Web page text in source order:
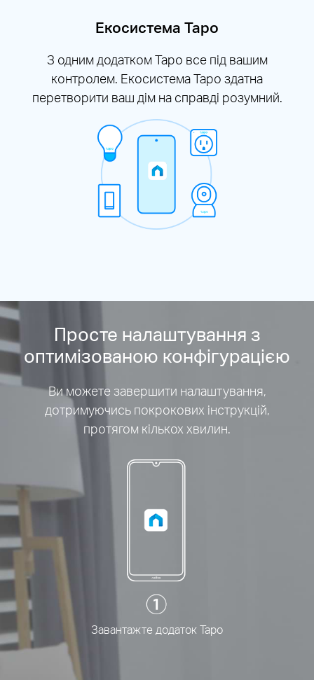
Екосистема Таро
З одним додатком Tapo все під вашим
контролем. Екосистема Tapo здатна
перетворити ваш дім на справді розумний.
Просте налаштування з
оптимізованою конфігурацією
Ви можете завершити налаштування,
дотримуючись покрокових інструкцій,
протягом кількох хвилин.
Завантажте додаток Tapo